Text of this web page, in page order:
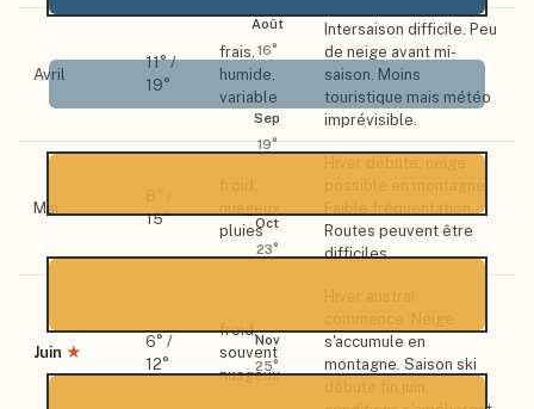
Août
16°
Sep
19°
Oct
23°
Nov
25°
Avril
11° /
19°
frais,
humide,
variable
Intersaison difficile. Peu
de neige avant mi-
saison. Moins
touristique mais météo
imprévisible.
Mai
15°
pluies
Routes peuvent être
difficiles.
Juin ★
6° /
12°
froid,
souvent
nuageux
s'accumule en
montagne. Saison ski